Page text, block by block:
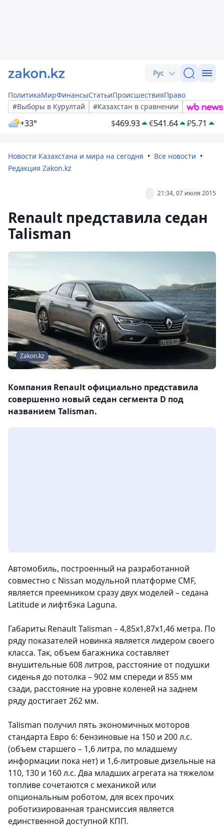
Рус
ПолитикаМирФинансыСтатьиПроисшествияПраво
#Выборы в Курултай
#Казахстан в сравнении
+33° $469.93 €541.64 ₽5.71
Новости Казахстана и мира на сегодня
Все новости
Редакция Zakon.kz
21:34, 07 июля 2015
Renault представила седан
Talisman
Zakon.kz
Компания Renault официально представила
совершенно новый седан сегмента D под
названием Talisman.
Автомобиль, построенный на разработанной
совместно с Nissan модульной платформе CMF,
является преемником сразу двух моделей – седана
Latitude и лифтбэка Laguna.
Габариты Renault Talisman – 4,85x1,87x1,46 метра. По
ряду показателей новинка является лидером своего
класса. Так, объем багажника составляет
внушительные 608 литров, расстояние от подушки
сиденья до потолка – 902 мм спереди и 855 мм
сзади, расстояние на уровне коленей на заднем
ряду достигает 262 мм.
Talisman получил пять экономичных моторов
стандарта Евро 6: бензиновые на 150 и 200 л.с.
(объем старшего – 1,6 литра, по младшему
информации пока нет) и 1,6-литровые дизельные на
110, 130 и 160 л.с. Два младших агрегата на тяжелом
топливе сочетаются с механикой или
опциональным роботом, для всех прочих
роботизированная трансмиссия является
единственной доступной КПП.